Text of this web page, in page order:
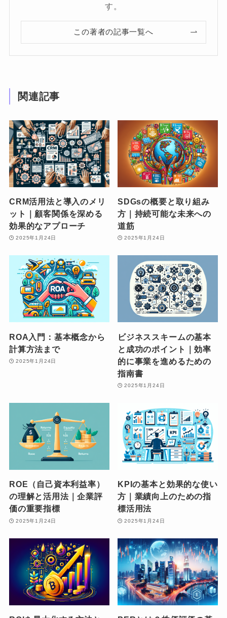
す。
この著者の記事一覧へ
関連記事
CRM活用法と導入のメリ
ット｜顧客関係を深める
効果的なアプローチ
2025年1月24日
SDGsの概要と取り組み
方｜持続可能な未来への
道筋
2025年1月24日
ROA入門：基本概念から
計算方法まで
2025年1月24日
ビジネススキームの基本
と成功のポイント｜効率
的に事業を進めるための
指南書
2025年1月24日
ROE（自己資本利益率）
の理解と活用法｜企業評
価の重要指標
2025年1月24日
KPIの基本と効果的な使い
方｜業績向上のための指
標活用法
2025年1月24日